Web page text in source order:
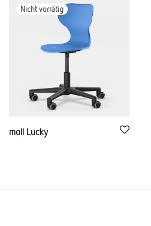
moll Lucky